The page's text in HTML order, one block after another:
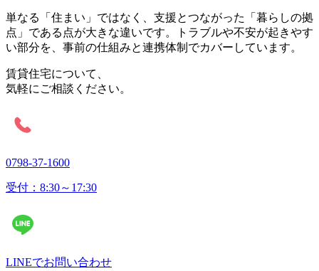
単なる「住まい」ではなく、支援とつながった「暮らしの拠
点」である点が大きな違いです。トラブルや不安が起きやす
い部分を、事前の仕組みと連携体制でカバーしています。
賃貸住宅について、
気軽にご相談ください。
0798-37-1600
受付：8:30～17:30
LINEでお問い合わせ